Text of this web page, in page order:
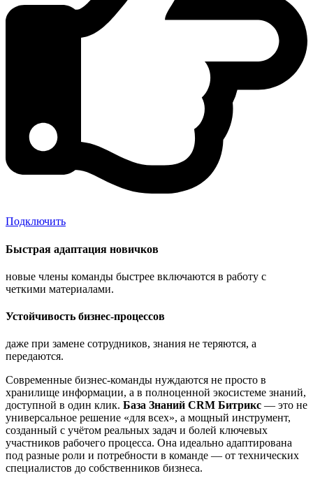
Подключить
Быстрая адаптация новичков
новые члены команды быстрее включаются в работу с
четкими материалами.
Устойчивость бизнес-процессов
даже при замене сотрудников, знания не теряются, а
передаются.
Современные бизнес-команды нуждаются не просто в
хранилище информации, а в полноценной экосистеме знаний,
доступной в один клик. База Знаний CRM Битрикс — это не
универсальное решение «для всех», а мощный инструмент,
созданный с учётом реальных задач и болей ключевых
участников рабочего процесса. Она идеально адаптирована
под разные роли и потребности в команде — от технических
специалистов до собственников бизнеса.